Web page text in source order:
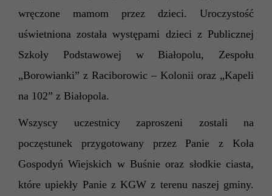
wręczone mamom przez dzieci. Uroczystość
uświetniona została występami dzieci z Publicznej
Szkoły Podstawowej w Białopolu, Zespołu
„Borowianki” z Raciborowic – Kolonii oraz „Kapeli
na 102” z Białopola.
Wszyscy uczestnicy zaproszeni zostali na
poczęstunek przygotowany przez Panie z Koła
Gospodyń Wiejskich w Buśnie oraz słodkie ciasta,
które upiekły Panie z KGW z terenu naszej gminy.